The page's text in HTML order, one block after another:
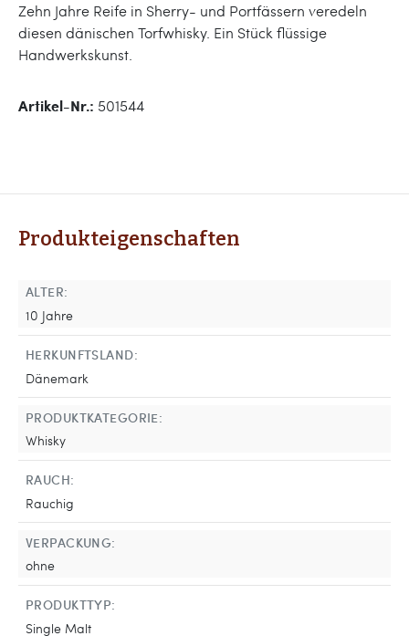
Zehn Jahre Reife in Sherry- und Portfässern veredeln
diesen dänischen Torfwhisky. Ein Stück flüssige
Handwerkskunst.
Artikel-Nr.: 501544
Produkteigenschaften
ALTER:
10 Jahre
HERKUNFTSLAND:
Dänemark
PRODUKTKATEGORIE:
Whisky
RAUCH:
Rauchig
VERPACKUNG:
ohne
PRODUKTTYP:
Single Malt